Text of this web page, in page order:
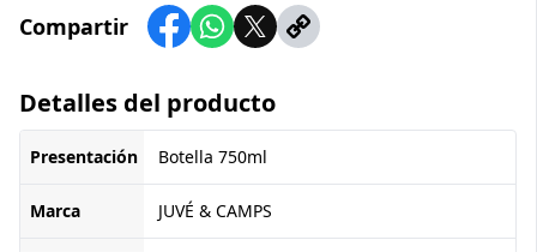
Compartir
Detalles del producto
Presentación Botella 750ml
Marca JUVÉ & CAMPS